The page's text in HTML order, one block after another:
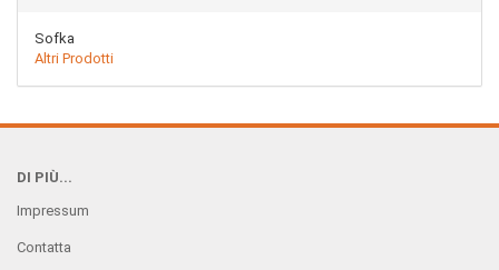
Sofka
Altri Prodotti
DI PIÙ...
Impressum
Contatta